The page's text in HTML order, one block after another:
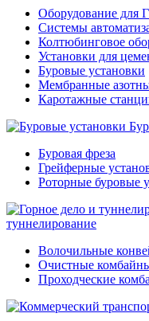
Оборудование для
Системы
Колтюбинговое
Установки для
Буровые установки
Мембранные
Каротажные
Буровая фреза
Грейферные
Роторные буровые
туннелирование
Волочильные
Очистные
Проходческие